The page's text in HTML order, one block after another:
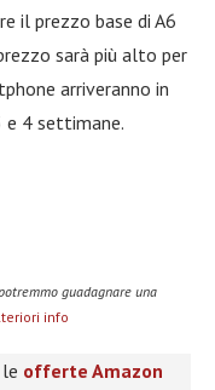
il prezzo base di A6
sarà più alto per
arriveranno in
4 settimane.
guadagnare una
info
offerte Amazon